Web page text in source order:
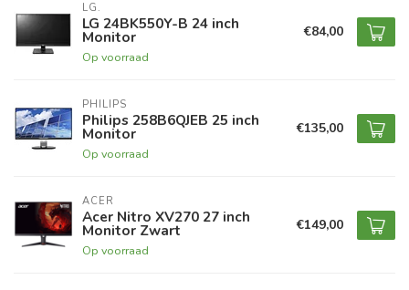
LG.
LG 24BK550Y-B 24 inch
Monitor
Op voorraad
€84,00
PHILIPS
Philips 258B6QJEB 25 inch
Monitor
Op voorraad
€135,00
ACER
Acer Nitro XV270 27 inch
Monitor Zwart
Op voorraad
€149,00